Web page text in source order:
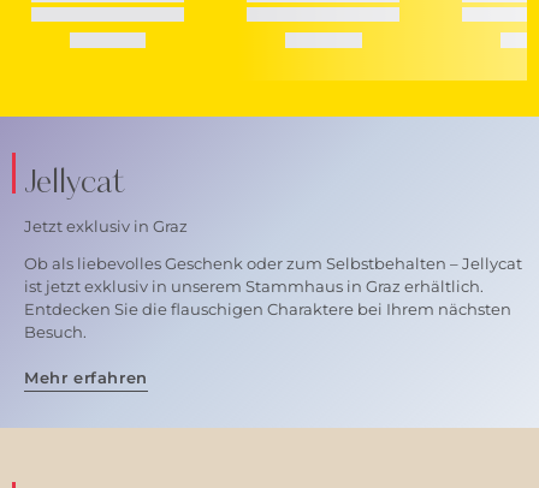
Jellycat
Jetzt exklusiv in Graz
Ob als liebevolles Geschenk oder zum Selbstbehalten – Jellycat
ist jetzt exklusiv in unserem Stammhaus in Graz erhältlich.
Entdecken Sie die flauschigen Charaktere bei Ihrem nächsten
Besuch.
Mehr erfahren